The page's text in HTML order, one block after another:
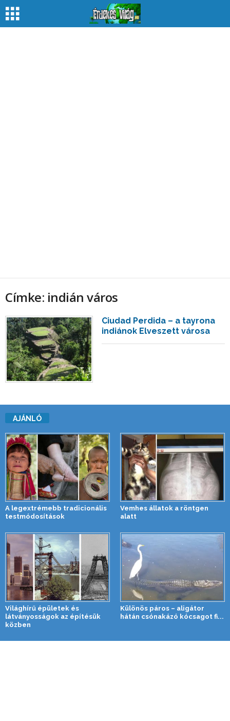
Címke: indián város
Ciudad Perdida – a tayrona
indiánok Elveszett városa
AJÁNLÓ
A legextrémebb tradicionális
testmódosítások
Vemhes állatok a röntgen
alatt
Világhírű épületek és
látványosságok az építésük
közben
Különös páros – aligátor
hátán csónakázó kócsagot fi...